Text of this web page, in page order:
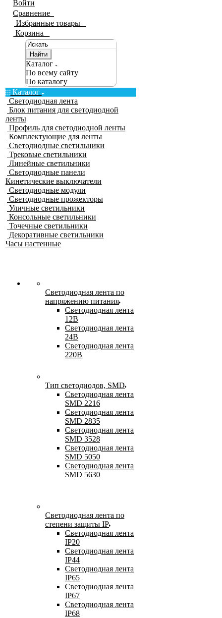
Войти
Сравнение
Избранные товары
Корзина
Найти
Каталог
По всему сайту
По каталогу
Каталог
Светодиодная лента
Блок питания для светодиодной
ленты
Профиль для светодиодной ленты
Комплектующие для ленты
Светодиодные светильники
Трековые светильники
Линейные светильники
Светодиодные панели
Кинетические выключатели
Светодиодные модули
Светодиодные прожекторы
Уличные светильники
Консольные светильники
Точечные светильники
Декоративные светильники
Часы настенные
Светодиодная лента по
напряжению питания
Светодиодная лента
12В
Светодиодная лента
24В
Светодиодная лента
220В
Тип светодиодов, SMD
Cветодиодная лента
SMD 2216
Светодиодная лента
SMD 2835
Светодиодная лента
SMD 3528
Светодиодная лента
SMD 5050
Светодиодная лента
SMD 5630
Светодиодная лента по
степени защиты IP
Светодиодная лента
IP20
Светодиодная лента
IP44
Светодиодная лента
IP65
Светодиодная лента
IP67
Светодиодная лента
IP68